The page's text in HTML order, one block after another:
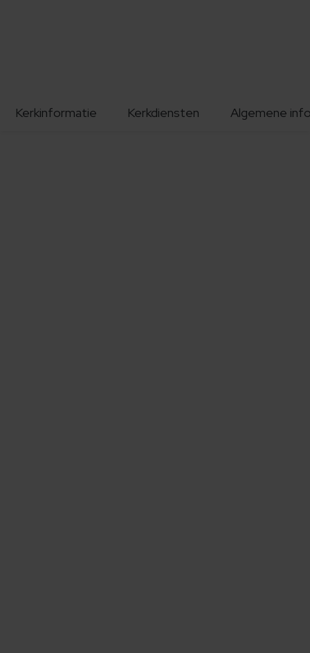
Kerkinformatie Kerkdiensten Algemene